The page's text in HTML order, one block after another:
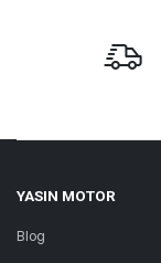
YASIN MOTOR
Blog